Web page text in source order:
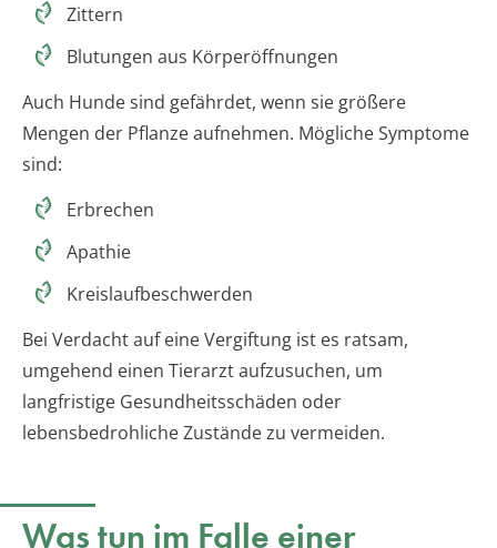
Zittern
Blutungen aus Körperöffnungen
Auch Hunde sind gefährdet, wenn sie größere
Mengen der Pflanze aufnehmen. Mögliche Symptome
sind:
Erbrechen
Apathie
Kreislaufbeschwerden
Bei Verdacht auf eine Vergiftung ist es ratsam,
umgehend einen Tierarzt aufzusuchen, um
langfristige Gesundheitsschäden oder
lebensbedrohliche Zustände zu vermeiden.
Was tun im Falle einer